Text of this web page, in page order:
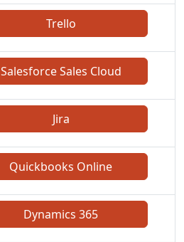
Trello
Salesforce Sales Cloud
Jira
Quickbooks Online
Dynamics 365